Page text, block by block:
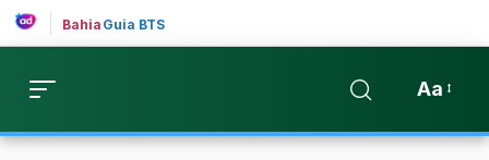
Bahia Guia BTS
Aa